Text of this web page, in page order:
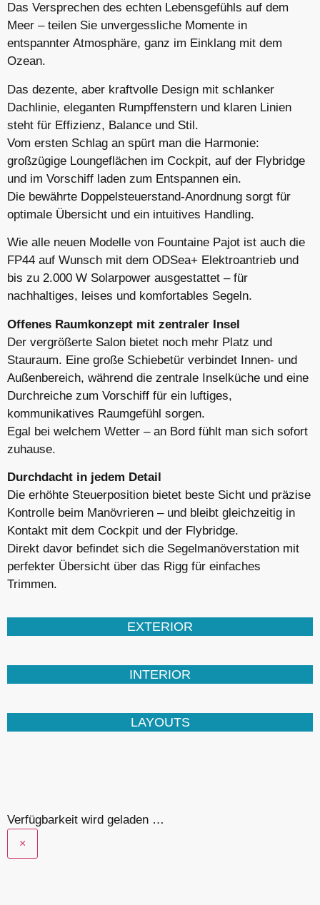
Das Versprechen des echten Lebensgefühls auf dem
Meer – teilen Sie unvergessliche Momente in
entspannter Atmosphäre, ganz im Einklang mit dem
Ozean.
Das dezente, aber kraftvolle Design mit schlanker
Dachlinie, eleganten Rumpffenstern und klaren Linien
steht für Effizienz, Balance und Stil.
Vom ersten Schlag an spürt man die Harmonie:
großzügige Loungeflächen im Cockpit, auf der Flybridge
und im Vorschiff laden zum Entspannen ein.
Die bewährte Doppelsteuerstand-Anordnung sorgt für
optimale Übersicht und ein intuitives Handling.
Wie alle neuen Modelle von Fountaine Pajot ist auch die
FP44 auf Wunsch mit dem ODSea+ Elektroantrieb und
bis zu 2.000 W Solarpower ausgestattet – für
nachhaltiges, leises und komfortables Segeln.
Offenes Raumkonzept mit zentraler Insel
Der vergrößerte Salon bietet noch mehr Platz und
Stauraum. Eine große Schiebetür verbindet Innen- und
Außenbereich, während die zentrale Inselküche und eine
Durchreiche zum Vorschiff für ein luftiges,
kommunikatives Raumgefühl sorgen.
Egal bei welchem Wetter – an Bord fühlt man sich sofort
zuhause.
Durchdacht in jedem Detail
Die erhöhte Steuerposition bietet beste Sicht und präzise
Kontrolle beim Manövrieren – und bleibt gleichzeitig in
Kontakt mit dem Cockpit und der Flybridge.
Direkt davor befindet sich die Segelmanöverstation mit
perfekter Übersicht über das Rigg für einfaches
Trimmen.
EXTERIOR
INTERIOR
LAYOUTS
Verfügbarkeit wird geladen …
×